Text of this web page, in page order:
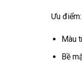
Ưu điểm:
Màu
Bề